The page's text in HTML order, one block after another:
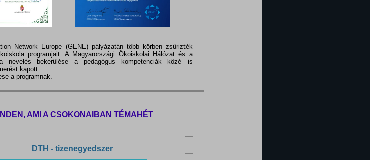
Network Europe (GENE) pályázatán több körben zsűrizték
programjait. A Magyarországi Ökoiskolai Hálózat és a
nevelés bekerülése a pedagógus kompetenciák közé is
kapott.
a programnak.
AMI A CSOKONAIBAN TÉMAHÉT
DTH - tizenegyedszer